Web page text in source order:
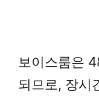
보이스룸은
되므로, 장시